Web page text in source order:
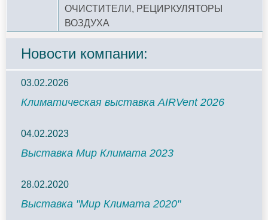
ОЧИСТИТЕЛИ, РЕЦИРКУЛЯТОРЫ
ВОЗДУХА
Новости компании:
03.02.2026
Климатическая выставка AIRVent 2026
04.02.2023
Выставка Мир Климата 2023
28.02.2020
Выставка "Мир Климата 2020"